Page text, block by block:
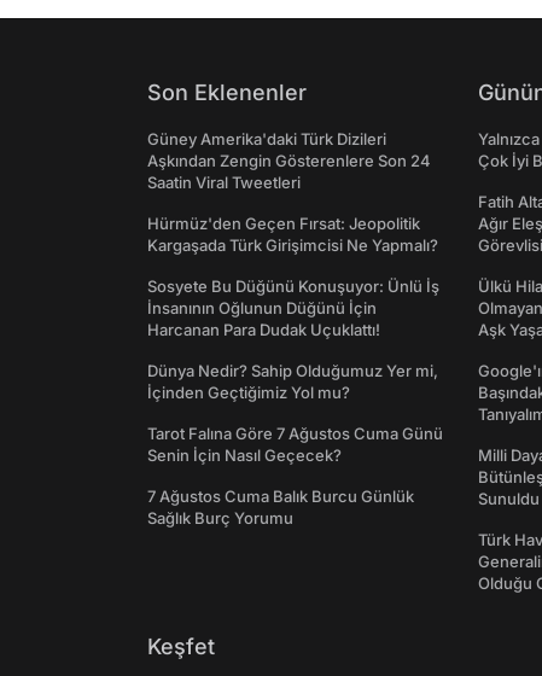
Son Eklenenler
Güney Amerika'daki Türk Dizileri
Aşkından Zengin Gösterenlere Son 24
Saatin Viral Tweetleri
Hürmüz'den Geçen Fırsat: Jeopolitik
Kargaşada Türk Girişimcisi Ne Yapmalı?
Sosyete Bu Düğünü Konuşuyor: Ünlü İş
İnsanının Oğlunun Düğünü İçin
Harcanan Para Dudak Uçuklattı!
Dünya Nedir? Sahip Olduğumuz Yer mi,
İçinden Geçtiğimiz Yol mu?
Tarot Falına Göre 7 Ağustos Cuma Günü
Senin İçin Nasıl Geçecek?
7 Ağustos Cuma Balık Burcu Günlük
Sağlık Burç Yorumu
Çok İyi
Fatih
Ağır
Ülkü
Aşk
Milli
Sunuldu
Türk
Olduğu
Keşfet